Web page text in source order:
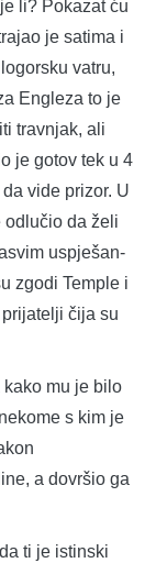
li? Pokazat ću
je satima i
vatru,
Engleza to je
travnjak, ali
je gotov tek u 4
vide prizor. U
odlučio da želi
uspješan-
zgodi Temple i
čija su
mu je bilo
s kim je
a dovršio ga
ti je istinski